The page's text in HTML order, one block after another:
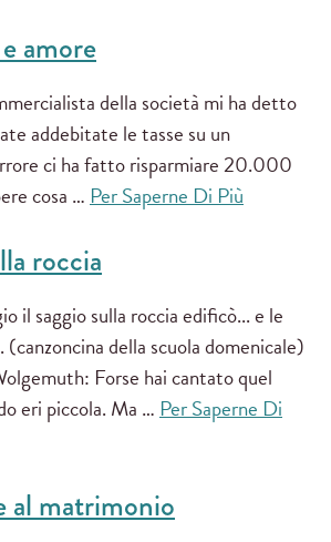
amore
della società mi ha detto
addebitate le tasse su un
ci ha fatto risparmiare 20.000
cosa …Per Saperne Di Più
roccia
il saggio sulla roccia edificò... e le
della scuola domenicale)
Forse hai cantato quel
eri piccola. Ma …Per Saperne Di
al matrimonio